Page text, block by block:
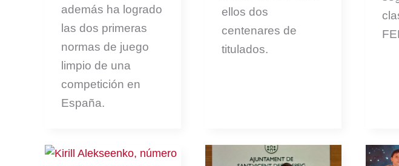
además ha logrado
las dos primeras
normas de juego
limpio de una
competición en
España.
ellos dos
centenares de
titulados.